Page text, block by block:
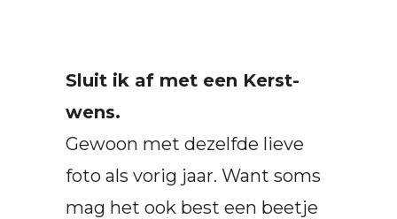
Sluit ik af met een Kerst-
wens.
Gewoon met dezelfde lieve
foto als vorig jaar. Want soms
mag het ook best een beetje